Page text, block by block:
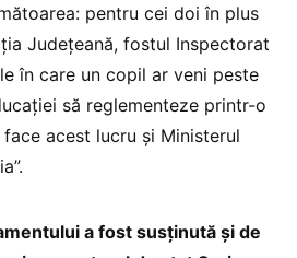
pentru cei doi în plus
Județeană, fostul Inspectorat
în care un copil ar veni peste
să reglementeze printr-o
acest lucru și Ministerul
a fost susținută și de